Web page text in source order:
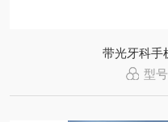
带光牙科手
型